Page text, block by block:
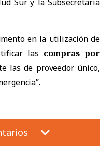
Sur y la Subsecretaría
en la utilización de
las compras por
las de proveedor único,